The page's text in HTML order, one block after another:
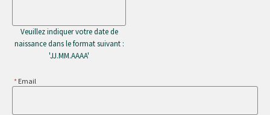
Veuillez indiquer votre date de
naissance dans le format suivant :
'JJ.MM.AAAA'
Email